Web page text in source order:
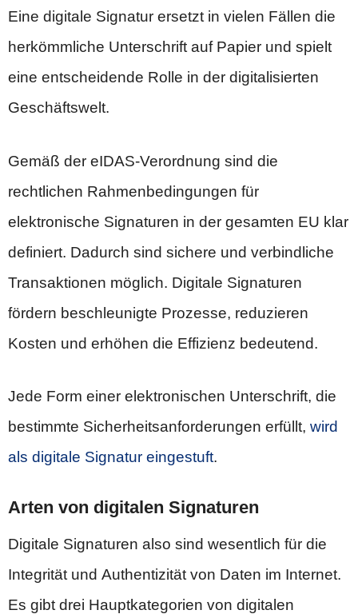
Eine digitale Signatur ersetzt in vielen Fällen die
herkömmliche Unterschrift auf Papier und spielt
eine entscheidende Rolle in der digitalisierten
Geschäftswelt.
Gemäß der eIDAS-Verordnung sind die
rechtlichen Rahmenbedingungen für
elektronische Signaturen in der gesamten EU klar
definiert. Dadurch sind sichere und verbindliche
Transaktionen möglich. Digitale Signaturen
fördern beschleunigte Prozesse, reduzieren
Kosten und erhöhen die Effizienz bedeutend.
Jede Form einer elektronischen Unterschrift, die
bestimmte Sicherheitsanforderungen erfüllt, wird
als digitale Signatur eingestuft.
Arten von digitalen Signaturen
Digitale Signaturen also sind wesentlich für die
Integrität und Authentizität von Daten im Internet.
Es gibt drei Hauptkategorien von digitalen